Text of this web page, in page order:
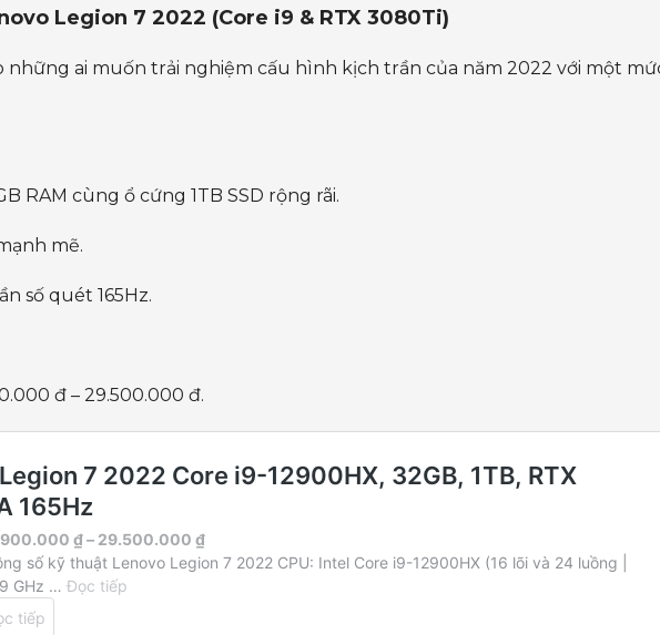
Legion 7 2022 (Core i9 & RTX 3080Ti)
những ai muốn trải nghiệm cấu hình kịch trần của năm 2022 với một
RAM cùng ổ cứng 1TB SSD rộng rãi.
mẽ.
số quét 165Hz.
đ – 29.500.000 đ.